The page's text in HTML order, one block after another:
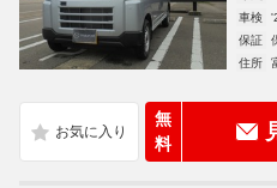
車検
保証
住所
無
料